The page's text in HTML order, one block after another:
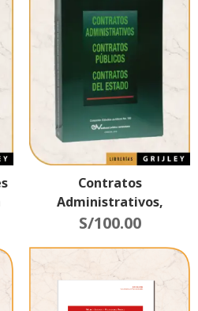
Contratos
Administrativos,
Contratos Públicos,
S/100.00